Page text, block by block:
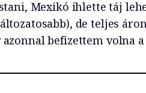
Mexikó ihlette táj
de teljes
befizettem volna